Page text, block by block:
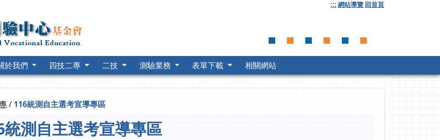
::: 網站導覽 回首頁
於我們 四技二專 二技 測驗業務 表單下載 相關網站
/ 116統測自主選考宣導專區
統測自主選考宣導專區